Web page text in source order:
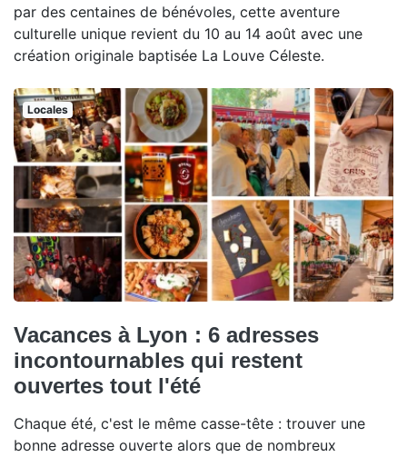
par des centaines de bénévoles, cette aventure
culturelle unique revient du 10 au 14 août avec une
création originale baptisée La Louve Céleste.
Locales
Vacances à Lyon : 6 adresses
incontournables qui restent
ouvertes tout l'été
Chaque été, c'est le même casse-tête : trouver une
bonne adresse ouverte alors que de nombreux